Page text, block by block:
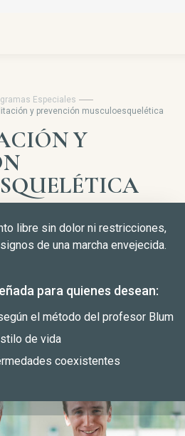
Especiales
y prevención musculoesquelética
Y
libre sin dolor ni restricciones,
de una marcha envejecida.
para quienes desean:
el método del profesor Blum
de vida
coexistentes